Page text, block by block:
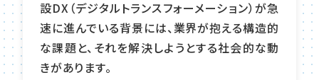
設DX（デジタルトランスフォーメーション）が急
速に進んでいる背景には、業界が抱える構造的
な課題と、それを解決しようとする社会的な動
きがあります。